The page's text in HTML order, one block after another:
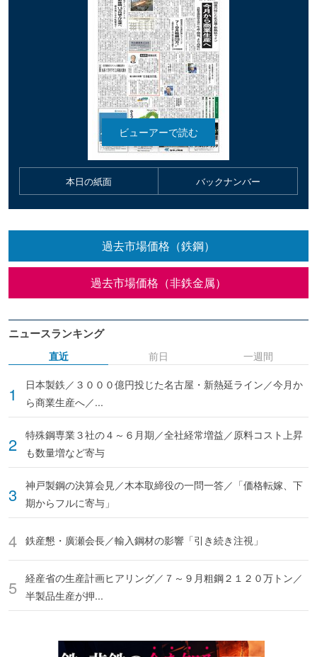
本日の紙面 バックナンバー
過去市場価格（鉄鋼）
過去市場価格（非鉄金属）
ニュースランキング
直近
日本製鉄／３０００億円投じた名古屋・新熱延ライン／今月か
ら商業生産へ／...
特殊鋼専業３社の４～６月期／全社経常増益／原料コスト上昇
も数量増など寄与
神戸製鋼の決算会見／木本取締役の一問一答／「価格転嫁、下
期からフルに寄与」
鉄産懇・廣瀬会長／輸入鋼材の影響「引き続き注視」
経産省の生産計画ヒアリング／７～９月粗鋼２１２０万トン／
半製品生産が押...
前日 一週間